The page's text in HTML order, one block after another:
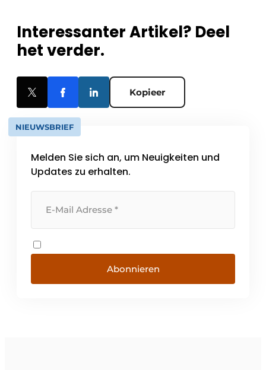
Interessanter Artikel? Deel
het verder.
Kopieer
NIEUWSBRIEF
Melden Sie sich an, um Neuigkeiten und
Updates zu erhalten.
Abonnieren